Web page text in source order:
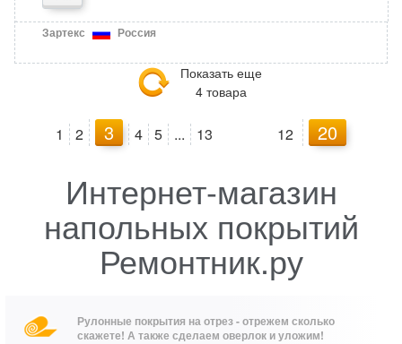
Зартекс Россия
Показать еще
4 товара
1 2 3 4 5 ... 13 12 20
Интернет-магазин
напольных покрытий
Ремонтник.ру
Рулонные покрытия на отрез - отрежем сколько
скажете! А также сделаем оверлок и уложим!